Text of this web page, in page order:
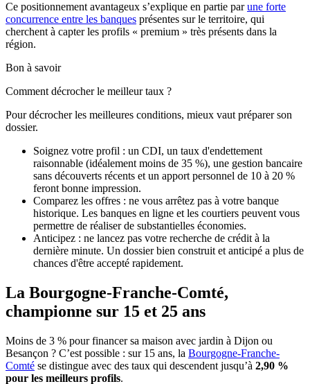
Ce positionnement avantageux s’explique en partie parune forte
concurrence entre les banques présentes sur le territoire, qui
cherchent à capter les profils « premium » très présents dans la
région.
Bon à savoir
Comment décrocher le meilleur taux ?
Pour décrocher les meilleures conditions, mieux vaut préparer son
dossier.
Soignez votre profil : un CDI, un taux d'endettement
raisonnable (idéalement moins de 35 %), une gestion bancaire
sans découverts récents et un apport personnel de 10 à 20 %
feront bonne impression.
Comparez les offres : ne vous arrêtez pas à votre banque
historique. Les banques en ligne et les courtiers peuvent vous
permettre de réaliser de substantielles économies.
Anticipez : ne lancez pas votre recherche de crédit à la
dernière minute. Un dossier bien construit et anticipé a plus de
chances d'être accepté rapidement.
La Bourgogne-Franche-Comté,
championne sur 15 et 25 ans
Moins de 3 % pour financer sa maison avec jardin à Dijon ou
Besançon ? C’est possible : sur 15 ans, la Bourgogne-Franche-
Comté se distingue avec des taux qui descendent jusqu’à 2,90 %
pour les meilleurs profils.